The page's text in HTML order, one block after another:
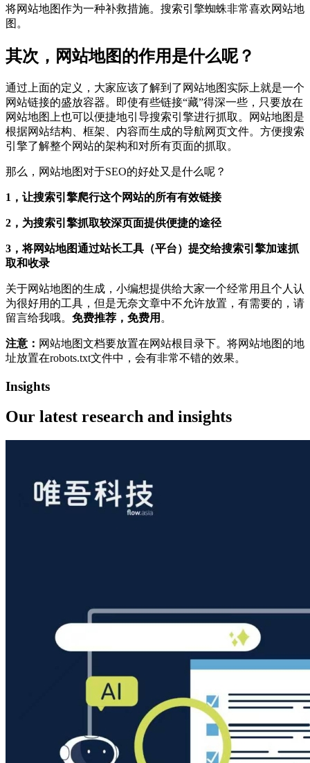
将网站地图作为一种补救措施。搜索引擎蜘蛛非常喜欢网站地
图。
其次，网站地图的作用是什么呢？
通过上面的定义，大家应该了解到了网站地图实际上就是一个
网站链接的盛放容器。即使有些链接“藏”得深一些，只要放在
网站地图上也可以便捷地引导搜索引擎进行抓取。网站地图是
根据网站结构、框架、内容而生成的导航网页文件。方便搜索
引擎了解整个网站的架构和对所有页面的抓取。
那么，网站地图对于SEO的好处又是什么呢？
1，让搜索引擎爬行这个网站的所有有效链接
2，为搜索引擎抓取较深页面提供便捷的途径
3，将网站地图通过站长工具（平台）提交给搜索引擎加速抓
取和收录
关于网站地图的生成，小编想提供给大家一个经常用且个人认
为很好用的工具，但是无奈文章中不允许放置，有需要的，请
留言给我哦。 免费推荐，免费用 。
注意： 网站地图文档要放置在网站根目录下。将网站地图的地
址放置在robots.txt文件中，会有非常不错的效果。
Insights
Our latest research and insights